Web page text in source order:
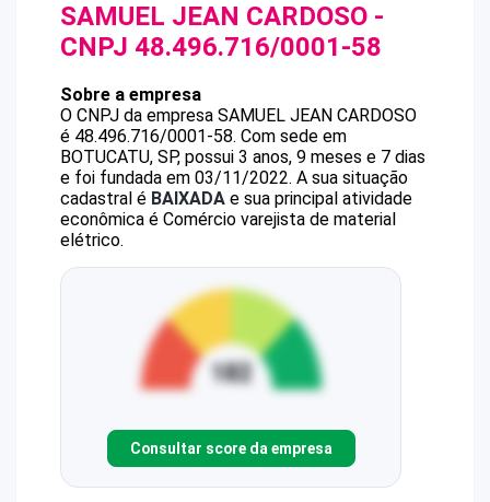
SAMUEL JEAN CARDOSO -
CNPJ 48.496.716/0001-58
Sobre a empresa
O CNPJ da empresa SAMUEL JEAN CARDOSO
é 48.496.716/0001-58. Com sede em
BOTUCATU, SP, possui 3 anos, 9 meses e 7 dias
e foi fundada em 03/11/2022. A sua situação
cadastral é BAIXADA e sua principal atividade
econômica é Comércio varejista de material
elétrico.
Consultar score da empresa